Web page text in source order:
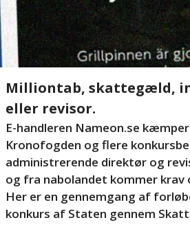
Milliontab, skattegæld,
eller revisor.
E-handleren Nameon.se
Kronofogden og flere
administrerende direktør og
og fra nabolandet kommer
Her er en gennemgang af
konkurs af Staten gennem